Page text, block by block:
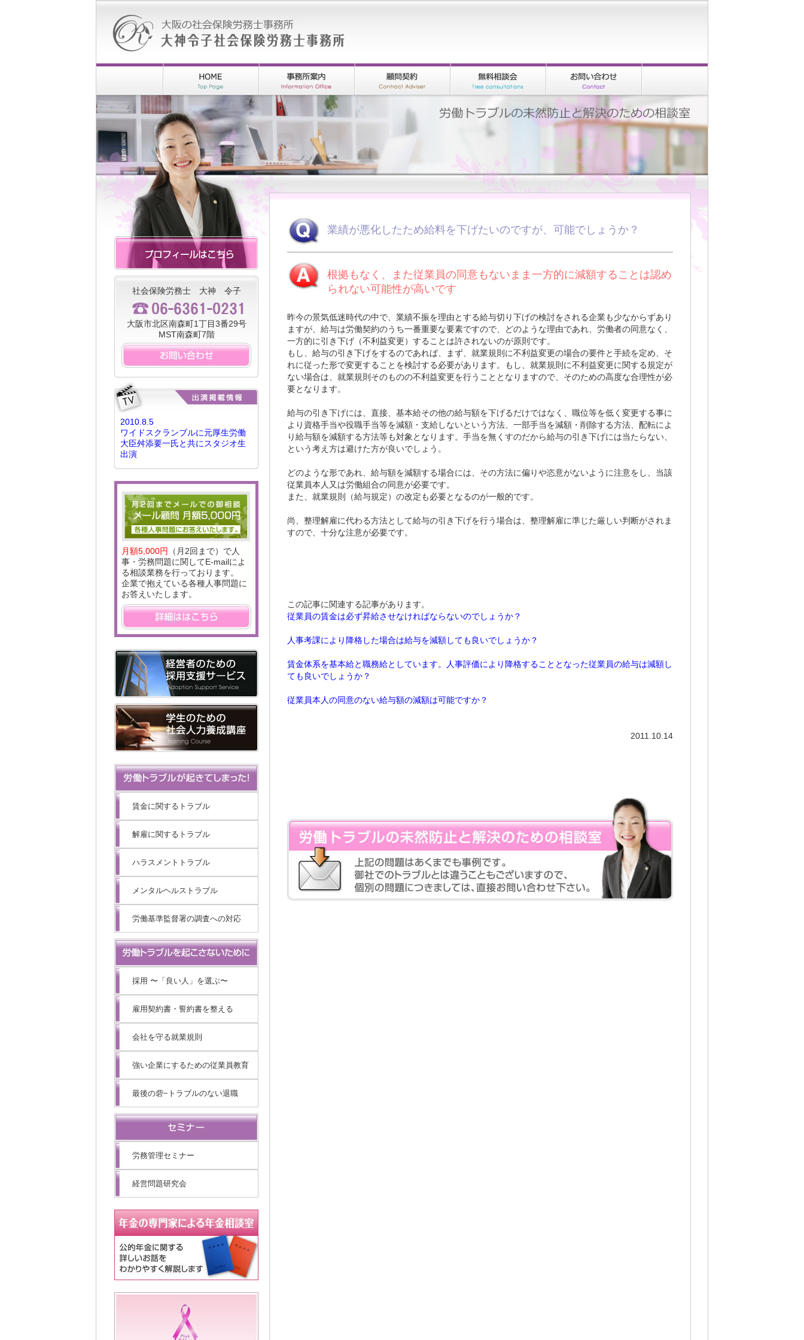
社会保険労務士 大神 令子
大阪市北区南森町1丁目3番29号
MST南森町7階
2010.8.5
ワイドスクランブルに元厚生労働
大臣舛添要一氏と共にスタジオ生
出演
月額5,000円
（月2回まで）で人
事・労務問題に関してE-mailによ
る相談業務を行っております。
企業で抱えている各種人事問題に
お答えいたします。
賃金に関するトラブル
解雇に関するトラブル
ハラスメントトラブル
メンタルヘルストラブル
労働基準監督署の調査への対応
採用 〜「良い人」を選ぶ〜
雇用契約書・誓約書を整える
会社を守る就業規則
強い企業にするための従業員教育
最後の砦−トラブルのない退職
労務管理セミナー
経営問題研究会
業績が悪化したため給料を下げたいのですが、可能でしょうか？
根拠もなく、また従業員の同意もないまま一方的に減額することは認め
られない可能性が高いです
昨今の景気低迷時代の中で、業績不振を理由とする給与切り下げの検討をされる企業も少なからずあり
ますが、給与は労働契約のうち一番重要な要素ですので、どのような理由であれ、労働者の同意なく、
一方的に引き下げ（不利益変更）することは許されないのが原則です。
もし、給与の引き下げをするのであれば、まず、就業規則に不利益変更の場合の要件と手続を定め、そ
れに従った形で変更することを検討する必要があります。もし、就業規則に不利益変更に関する規定が
ない場合は、就業規則そのものの不利益変更を行うこととなりますので、そのための高度な合理性が必
要となります。
給与の引き下げには、直接、基本給その他の給与額を下げるだけではなく、職位等を低く変更する事に
より資格手当や役職手当等を減額・支給しないという方法、一部手当を減額・削除する方法、配転によ
り給与額を減額する方法等も対象となります。手当を無くすのだから給与の引き下げには当たらない、
という考え方は避けた方が良いでしょう。
どのような形であれ、給与額を減額する場合には、その方法に偏りや恣意がないように注意をし、当該
従業員本人又は労働組合の同意が必要です。
また、就業規則（給与規定）の改定も必要となるのが一般的です。
尚、整理解雇に代わる方法として給与の引き下げを行う場合は、整理解雇に準じた厳しい判断がされま
すので、十分な注意が必要です。
この記事に関連する記事があります。
従業員の賃金は必ず昇給させなければならないのでしょうか？
人事考課により降格した場合は給与を減額しても良いでしょうか？
賃金体系を基本給と職務給としています。人事評価により降格することとなった従業員の給与は減額し
ても良いでしょうか？
従業員本人の同意のない給与額の減額は可能ですか？
2011.10.14